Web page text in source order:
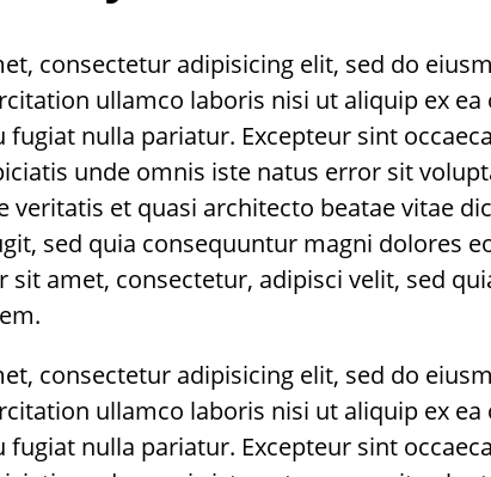
consectetur adipisicing elit, sed do
ullamco laboris nisi ut aliquip ex
fugiat nulla pariatur. Excepteur sint
unde omnis iste natus error sit
veritatis et quasi architecto beatae vitae
sed quia consequuntur magni dolores
amet, consectetur, adipisci velit, sed
consectetur adipisicing elit, sed do
ullamco laboris nisi ut aliquip ex
fugiat nulla pariatur. Excepteur sint